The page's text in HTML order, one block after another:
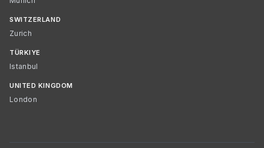
SWITZERLAND
Zurich
TÜRKIYE
Istanbul
UNITED KINGDOM
London